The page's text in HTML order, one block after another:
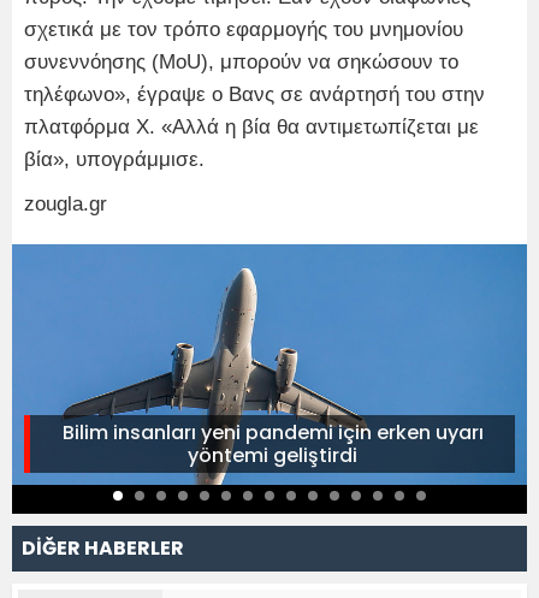
σχετικά με τον τρόπο εφαρμογής του μνημονίου
συνεννόησης (MoU), μπορούν να σηκώσουν το
τηλέφωνο», έγραψε ο Βανς σε ανάρτησή του στην
πλατφόρμα Χ. «Αλλά η βία θα αντιμετωπίζεται με
βία», υπογράμμισε.
zougla.gr
Bilim insanları yeni pandemi için erken uyarı
yöntemi geliştirdi
DİĞER HABERLER